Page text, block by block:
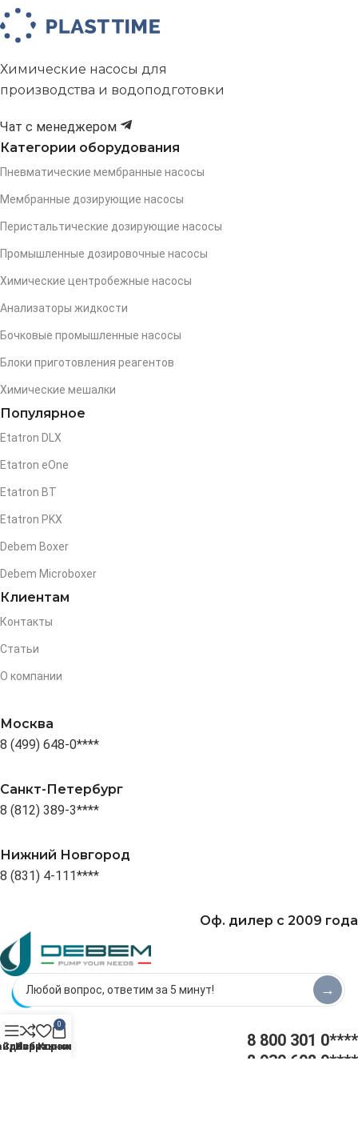
Химические насосы для
производства и водоподготовки
Чат с менеджером
Категории оборудования
Пневматические мембранные насосы
Мембранные дозирующие насосы
Перистальтические дозирующие насосы
Промышленные дозировочные насосы
Химические центробежные насосы
Анализаторы жидкости
Бочковые промышленные насосы
Блоки приготовления реагентов
Химические мешалки
Популярное
Etatron DLX
Etatron eOne
Etatron BT
Etatron PKX
Debem Boxer
Debem Microboxer
Клиентам
Контакты
Статьи
О компании
Москва
8 (499) 648-0****
Санкт-Петербург
8 (812) 389-3****
Нижний Новгород
8 (831) 4-111****
Оф. дилер с 2009 года
8 800 301 0****
8 930 698 9****
→
Сравнить
Избранное
0
Корзина